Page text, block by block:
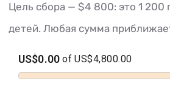
Цель сбора — $4 800: это 1 200
детей. Любая сумма